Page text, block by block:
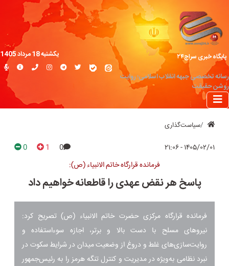
پایگاه خبری سراج۲۴
رسانه تخصصی جبهه انقلاب اسلامی؛ روایت
روشن حقیقت
یکشنبه 18 مرداد 1405
سیاست‌گذاری
۱۴۰۵/۰۲/۰۱ - ۲۱:۰۶ 0
1
0
فرمانده قرارگاه خاتم الانبیاء (ص):
پاسخ هر نقض عهدی را قاطعانه خواهیم داد
فرمانده قرارگاه مرکزی حضرت خاتم الانبیاء (ص) تصریح کرد:
نیروهای مسلح با دست بالا و برتر، اجازه سوءاستفاده و
روایت‌سازی‌های غلط و دروغ از وضعیت میدان در شرایط سکوت در
نبرد نظامی به‌ویژه در مدیریت و کنترل تنگه هرمز را به رئیس‌جمهور